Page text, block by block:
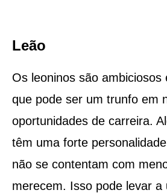
Leão
Os leoninos são ambiciosos
que pode ser um trunfo em
oportunidades de carreira.
têm uma forte
não se contentam com
merecem. Isso pode levar a